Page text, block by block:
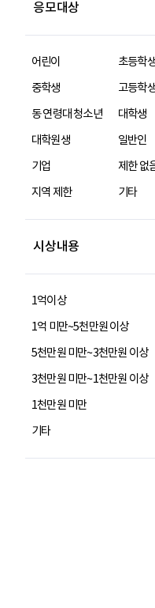
응모대상
어린이
초등학
중학생
고등학
동 연령대 청소년
대학생
대학원생
일반인
기업
제한 없
지역 제한
기타
시상내용
1억이상
1억 미만~5천만원 이상
5천만원 미만~3천만원 이상
3천만원 미만~1천만원 이상
1천만원 미만
기타